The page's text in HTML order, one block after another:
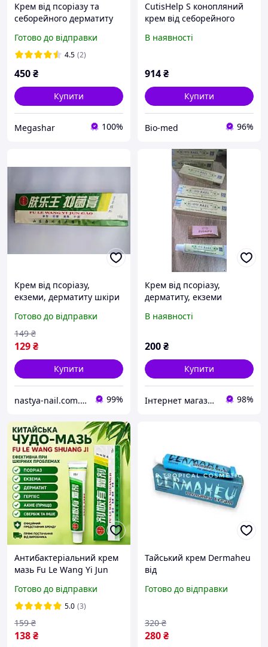
Крем від псоріазу та
себорейного дерматиту
Tarlic Max Cream 100г
Готово до відправки
4.5 (2)
450₴
Купити
Megashar 100%
CutisHelp S конопляний
крем від себорейного
В наявності
914₴
Купити
Bio-med 96%
Крем від псоріазу,
екземи, дерматиту шкіри
Готово до відправки
129₴
149 ₴
Купити
nastya-nail.com.ua 99%
Крем від псоріазу,
дерматиту, екземи
В наявності
200₴
Купити
Інтернет магазин Шкарпетка 98%
Антибактеріальний крем
мазь Fu Le Wang Yi Jun
грибка, дерматиту,
псоріазу
Готово до відправки
5.0 (3)
138₴
159 ₴
Тайський крем Dermaheu
від
25 гр.
Готово до відправки
280₴
320 ₴